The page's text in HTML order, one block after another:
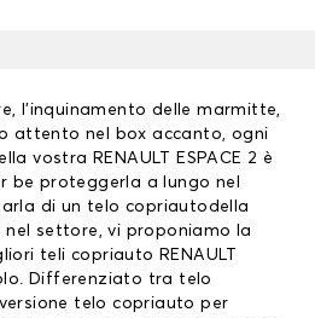
l’inquinamento delle marmitte,
attento nel box accanto, ogni
vostra RENAULT ESPACE 2 è
be proteggerla a lungo nel
di un telo copriautodella
settore, vi proponiamo la
teli copriauto RENAULT
Differenziato tra telo
telo copriauto per